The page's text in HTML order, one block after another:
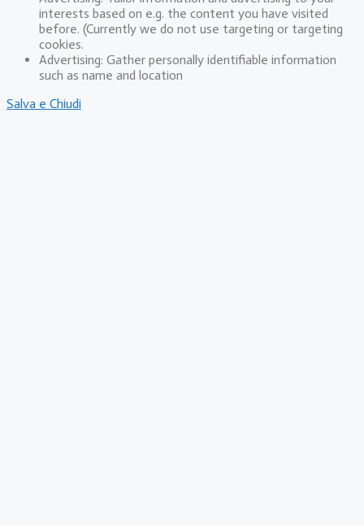
interests based on e.g. the content you have visited
before. (Currently we do not use targeting or targeting
cookies.
Advertising: Gather personally identifiable information
such as name and location
Salva e Chiudi